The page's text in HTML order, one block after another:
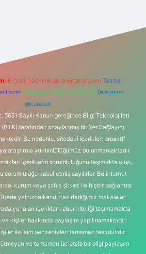
elexbetgiris.org
E-mail: backlinkpaneli@gmail.com Teams:
Whatsapp: 0262 606 0 726 Telegram:
@karabul
5651 Sayılı Kanun gereğince Bilgi Teknolojileri
tarafından onaylanmış bir Yer Sağlayıcı
Bu nedenle, sitedeki içerikleri proaktif
araştırma yükümlülüğümüz bulunmamaktadır.
içeriklerin sorumluluğunu taşımakta olup,
sorumluluğu kabul etmiş sayılırlar. Bu internet
kurum veya şahıs şirketi ile hiçbir bağlantısı
yalnızca kendi hazırladığımız makaleler
yer alan içerikler haber niteliği taşımamakta
kişiler hakkında paylaşım yapılmamaktadır.
ile isim benzerlikleri tamamen tesadüfidir.
ve tamamen ücretsiz bir bilgi paylaşım